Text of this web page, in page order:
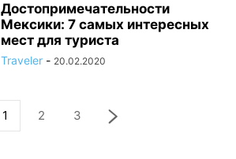
Достопримечательности
Мексики: 7 самых интересных
мест для туриста
Traveler - 20.02.2020
1 2 3